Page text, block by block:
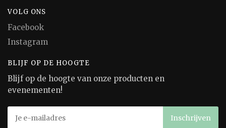
VOLG ONS
Facebook
Instagram
BLIJF OP DE HOOGTE
Blijf op de hoogte van onze producten en
evenementen!